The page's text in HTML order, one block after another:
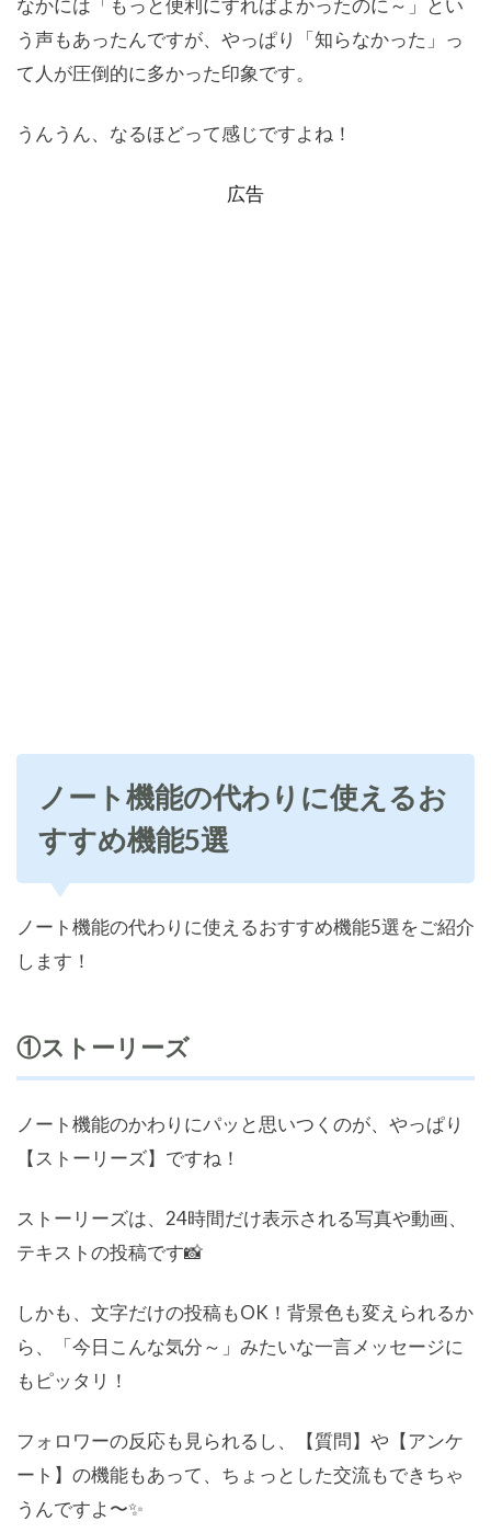
なかには「もっと便利にすればよかったのに～」とい
う声もあったんですが、やっぱり「知らなかった」っ
て人が圧倒的に多かった印象です。
うんうん、なるほどって感じですよね！
広告
ノート機能の代わりに使えるお
すすめ機能5選
ノート機能の代わりに使えるおすすめ機能5選をご紹介
します！
①ストーリーズ
ノート機能のかわりにパッと思いつくのが、やっぱり
【ストーリーズ】ですね！
ストーリーズは、24時間だけ表示される写真や動画、
テキストの投稿です📸
しかも、文字だけの投稿もOK！背景色も変えられるか
ら、「今日こんな気分～」みたいな一言メッセージに
もピッタリ！
フォロワーの反応も見られるし、【質問】や【アンケ
ート】の機能もあって、ちょっとした交流もできちゃ
うんですよ〜✨